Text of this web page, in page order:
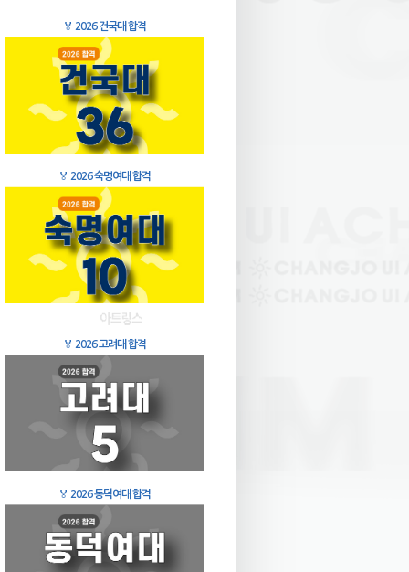
🏅 2026 건국대 합격
🏅 2026 숙명여대 합격
🏅 2026 고려대 합격
🏅 2026 동덕여대 합격